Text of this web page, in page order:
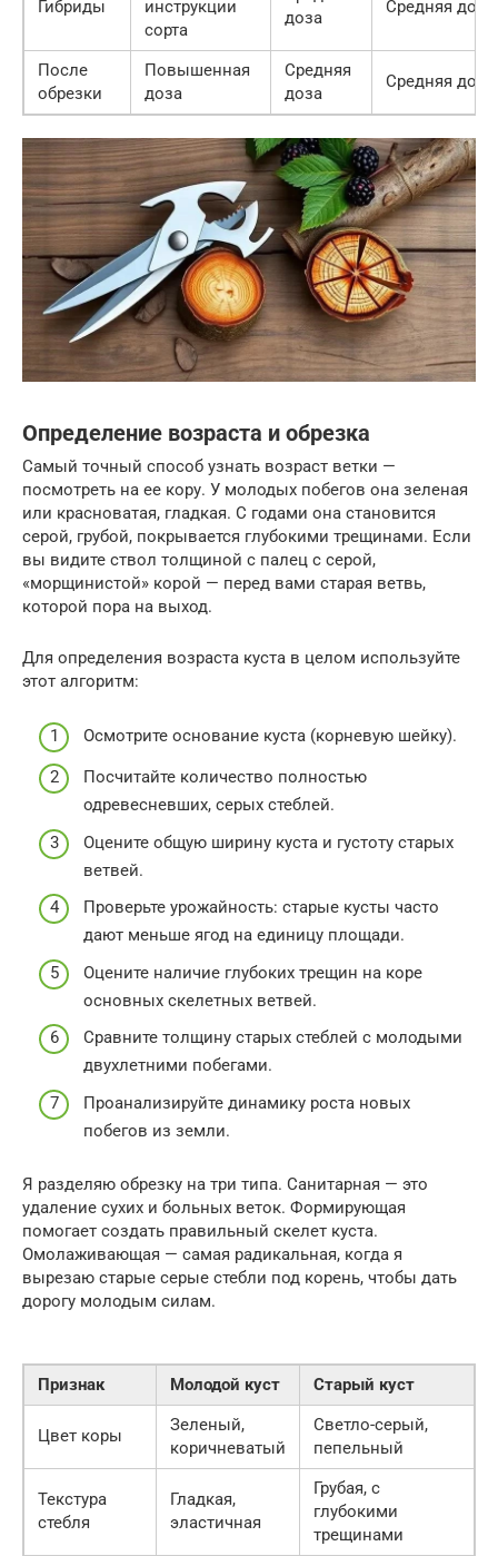
Гибриды
инструкции
сорта
доза
Средняя доза
После
обрезки
Повышенная
доза
Средняя
доза
Средняя доза
Определение возраста и обрезка
Самый точный способ узнать возраст ветки —
посмотреть на ее кору. У молодых побегов она зеленая
или красноватая, гладкая. С годами она становится
серой, грубой, покрывается глубокими трещинами. Если
вы видите ствол толщиной с палец с серой,
«морщинистой» корой — перед вами старая ветвь,
которой пора на выход.
Для определения возраста куста в целом используйте
этот алгоритм:
Осмотрите основание куста (корневую шейку).
Посчитайте количество полностью
одревесневших, серых стеблей.
Оцените общую ширину куста и густоту старых
ветвей.
Проверьте урожайность: старые кусты часто
дают меньше ягод на единицу площади.
Оцените наличие глубоких трещин на коре
основных скелетных ветвей.
Сравните толщину старых стеблей с молодыми
двухлетними побегами.
Проанализируйте динамику роста новых
побегов из земли.
Я разделяю обрезку на три типа. Санитарная — это
удаление сухих и больных веток. Формирующая
помогает создать правильный скелет куста.
Омолаживающая — самая радикальная, когда я
вырезаю старые серые стебли под корень, чтобы дать
дорогу молодым силам.
Признак Молодой куст Старый куст
Цвет коры
Зеленый,
коричневатый
Светло-серый,
пепельный
Текстура
стебля
Гладкая,
эластичная
Грубая, с
глубокими
трещинами